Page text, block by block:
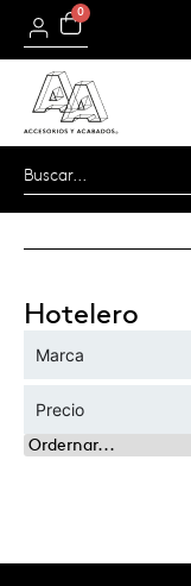
0
Hotelero
Marca
Precio